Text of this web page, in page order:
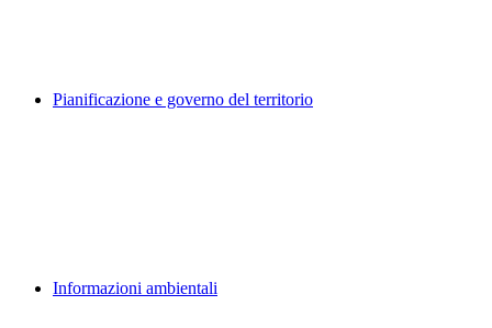
Pianificazione e governo del territorio
Informazioni ambientali